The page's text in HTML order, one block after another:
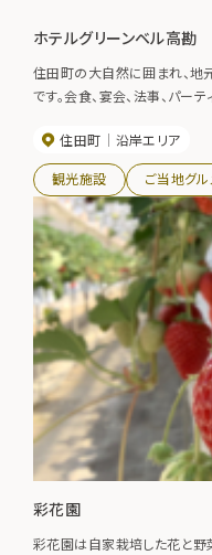
ホテルグリーンベル高勘
住田町の大自然に囲まれ、
です。会食、宴会、法事、パー
住田町 沿岸エリア
観光施設 ご当地グル
彩花園
彩花園は自家栽培した花と